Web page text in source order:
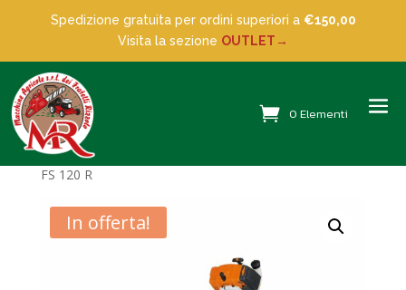
Spedizione gratuita per ordini superiori a €150,00
Visita la sezione OUTLET→
0 Elementi
Home/Decespugliatori
FS 120 R
In offerta!